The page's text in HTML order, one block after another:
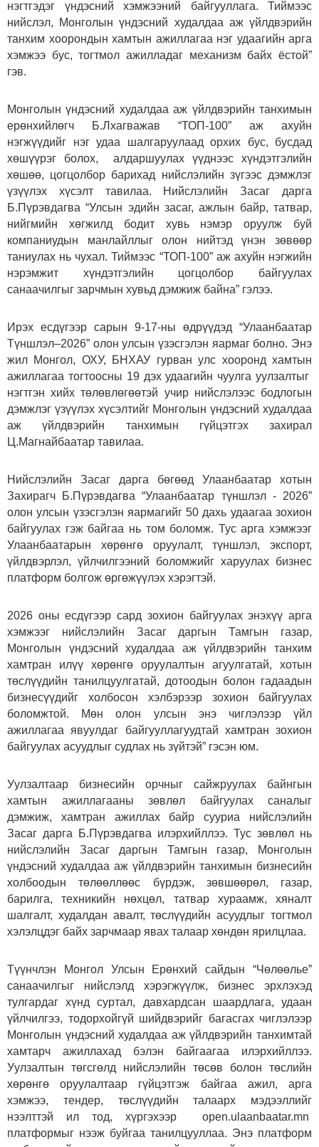
нэгтгэдэг үндэсний хэмжээний байгууллага. Тиймээс
нийслэл, Монголын үндэсний худалдаа аж үйлдвэрийн
танхим хоорондын хамтын ажиллагаа нэг удаагийн арга
хэмжээ бус, тогтмол ажилладаг механизм байх ёстой”
гэв.
Монголын үндэсний худалдаа аж үйлдвэрийн танхимын
ерөнхийлөгч Б.Лхагважав “ТОП-100” аж ахуйн
нэгжүүдийг нэг удаа шалгаруулаад орхих бус, бусдад
хөшүүрэг болох, алдаршуулах үүднээс хүндэтгэлийн
хөшөө, цогцолбор барихад нийслэлийн зүгээс дэмжлэг
үзүүлэх хүсэлт тавилаа. Нийслэлийн Засаг дарга
Б.Пүрэвдагва “Улсын эдийн засаг, ажлын байр, татвар,
нийгмийн хөгжилд бодит хувь нэмэр оруулж буй
компаниудын манлайллыг олон нийтэд үнэн зөвөөр
таниулах нь чухал. Тиймээс “ТОП-100” аж ахуйн нэгжийн
нэрэмжит хүндэтгэлийн цогцолбор байгуулах
санаачилгыг зарчмын хувьд дэмжиж байна” гэлээ.
Ирэх есдүгээр сарын 9-17-ны өдрүүдэд “Улаанбаатар
Түншлэл–2026” олон улсын үзэсгэлэн яармаг болно. Энэ
жил Монгол, ОХУ, БНХАУ гурван улс хооронд хамтын
ажиллагаа тогтоосны 19 дэх удаагийн чуулга уулзалтыг
нэгтгэн хийх төлөвлөгөөтэй учир нийслэлээс бодлогын
дэмжлэг үзүүлэх хүсэлтийг Монголын үндэсний худалдаа
аж үйлдвэрийн танхимын гүйцэтгэх захирал
Ц.Магнайбаатар тавилаа.
Нийслэлийн Засаг дарга бөгөөд Улаанбаатар хотын
Захирагч Б.Пүрэвдагва “Улаанбаатар түншлэл - 2026”
олон улсын үзэсгэлэн яармагийг 50 дахь удаагаа зохион
байгуулах гэж байгаа нь том боломж. Тус арга хэмжээг
Улаанбаатарын хөрөнгө оруулалт, түншлэл, экспорт,
үйлдвэрлэл, үйлчилгээний боломжийг харуулах бизнес
платформ болгож өргөжүүлэх хэрэгтэй.
2026 оны есдүгээр сард зохион байгуулах энэхүү арга
хэмжээг нийслэлийн Засаг даргын Тамгын газар,
Монголын үндэсний худалдаа аж үйлдвэрийн танхим
хамтран илүү хөрөнгө оруулалтын агуулгатай, хотын
төслүүдийн танилцуулгатай, дотоодын болон гадаадын
бизнесүүдийг холбосон хэлбэрээр зохион байгуулах
боломжтой. Мөн олон улсын энэ чиглэлээр үйл
ажиллагаа явуулдаг байгууллагуудтай хамтран зохион
байгуулах асуудлыг судлах нь зүйтэй” гэсэн юм.
Уулзалтаар бизнесийн орчныг сайжруулах байнгын
хамтын ажиллагааны зөвлөл байгуулах саналыг
дэмжиж, хамтран ажиллах байр сууриа нийслэлийн
Засаг дарга Б.Пүрэвдагва илэрхийллээ. Тус зөвлөл нь
нийслэлийн Засаг даргын Тамгын газар, Монголын
үндэсний худалдаа аж үйлдвэрийн танхимын бизнесийн
холбоодын төлөөллөөс бүрдэж, зөвшөөрөл, газар,
барилга, техникийн нөхцөл, татвар хураамж, хяналт
шалгалт, худалдан авалт, төслүүдийн асуудлыг тогтмол
хэлэлцдэг байх зарчмаар явах талаар хөндөн ярилцлаа.
Түүнчлэн Монгол Улсын Ерөнхий сайдын “Чөлөөлье”
санаачилгыг нийслэлд хэрэгжүүлж, бизнес эрхлэхэд
тулгардаг хүнд суртал, давхардсан шаардлага, удаан
үйлчилгээ, тодорхойгүй шийдвэрийг багасгах чиглэлээр
Монголын үндэсний худалдаа аж үйлдвэрийн танхимтай
хамтарч ажиллахад бэлэн байгаагаа илэрхийллээ.
Уулзалтын төгсгөлд нийслэлийн төсөв болон төслийн
хөрөнгө оруулалтаар гүйцэтгэж байгаа ажил, арга
хэмжээ, тендер, төслүүдийн талаарх мэдээллийг
нээлттэй ил тод, хүргэхээр open.ulaanbaatar.mn
платформыг нээж буйгаа танилцууллаа. Энэ платформ